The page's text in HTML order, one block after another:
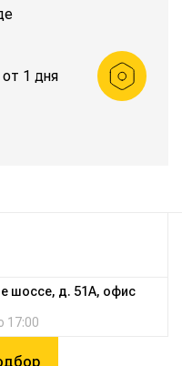
1 дня
шоссе, д. 51А, офис
17:00